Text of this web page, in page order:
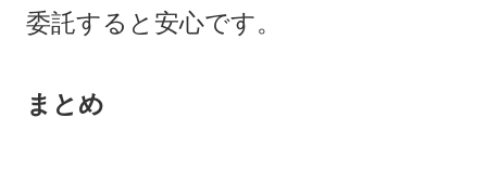
委託すると安心です。
まとめ